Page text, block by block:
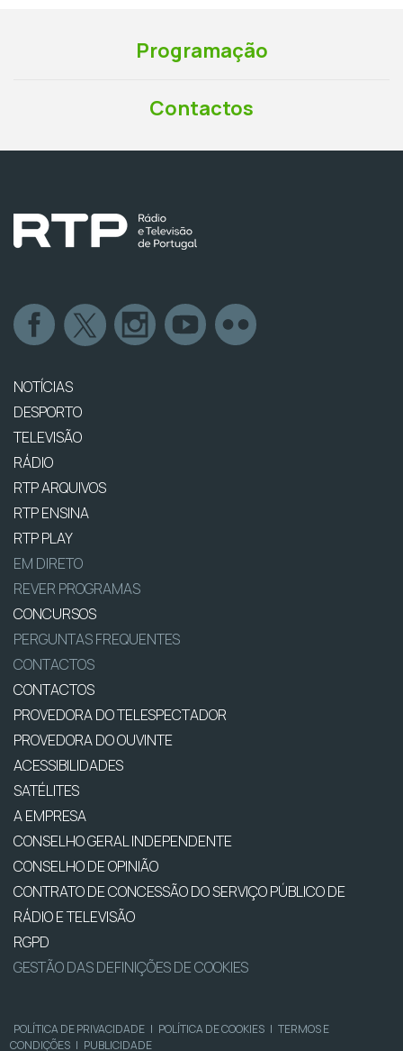
Programação
Contactos
NOTÍCIAS
DESPORTO
TELEVISÃO
RÁDIO
RTP ARQUIVOS
RTP ENSINA
RTP PLAY
EM DIRETO
REVER PROGRAMAS
CONCURSOS
PERGUNTAS FREQUENTES
CONTACTOS
CONTACTOS
PROVEDORA DO TELESPECTADOR
PROVEDORA DO OUVINTE
ACESSIBILIDADES
SATÉLITES
A EMPRESA
CONSELHO GERAL INDEPENDENTE
CONSELHO DE OPINIÃO
CONTRATO DE CONCESSÃO DO SERVIÇO PÚBLICO DE
RÁDIO E TELEVISÃO
RGPD
GESTÃO DAS DEFINIÇÕES DE COOKIES
POLÍTICA DE PRIVACIDADE | POLÍTICA DE COOKIES | TERMOS E
CONDIÇÕES | PUBLICIDADE